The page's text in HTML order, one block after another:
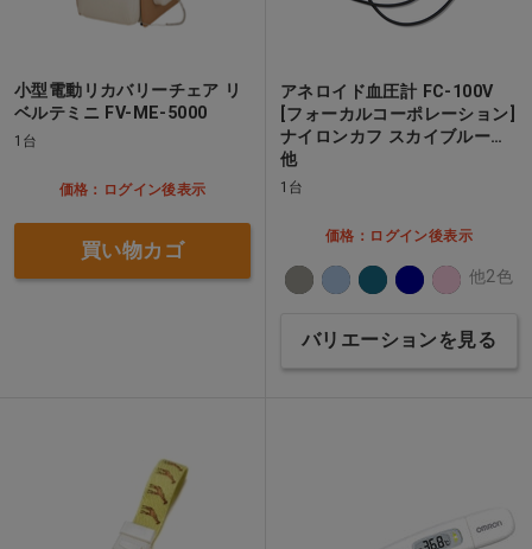
小型電動リカバリーチェア リ
ベルテミニ FV-ME-5000
1台
価格：ログイン後表示
買い物カゴ
アネロイド血圧計 FC-100V
[フォーカルコーポレーション]
ナイロンカフ スカイブルー…
他
1台
価格：ログイン後表示
他2色
バリエーションを見る